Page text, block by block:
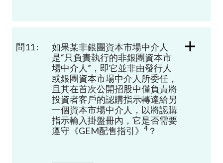
問11 :
如果某非銀團資本市場中介人
是“只負責執行的非銀團資本市
場中介 人 ”，即它並非由發行人
或銀團資本市場中介人所委任，
且其在首次公開招股中僅負責將
投資者客戶的認購指示轉達給另
一個資本市場中介人，以將認購
指示輸入掛盤冊內，它是否需要
遵守《GEM配售指引》 4 ？